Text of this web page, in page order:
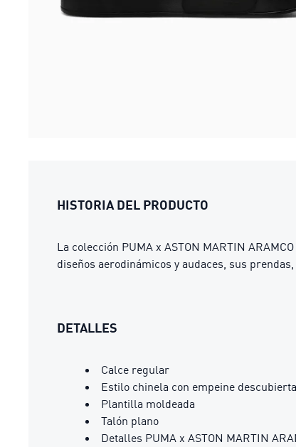
HISTORIA DEL PRODUCTO
La colección PUMA x ASTON MARTIN
diseños aerodinámicos y audaces, sus
DETALLES
Calce regular
Estilo chinela con empeine descubierta
Plantilla moldeada
Talón plano
Detalles PUMA x ASTON MARTIN